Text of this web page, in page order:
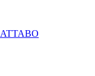
ATTABO